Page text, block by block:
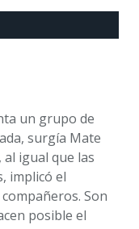
un grupo de
surgía Mate
igual que las
implicó el
Son
posible el